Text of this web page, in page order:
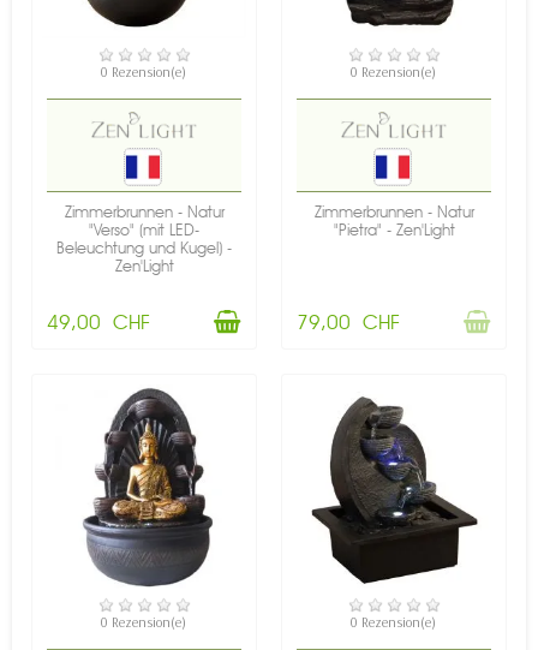
VERFÜGBAR
0 Rezension(e)
Zimmerbrunnen - Natur
"Verso" (mit LED-
Beleuchtung und Kugel) -
Zen'Light
49,00 CHF
NICHT AUF LAGER
0 Rezension(e)
Zimmerbrunnen - Natur
"Pietra" - Zen'Light
79,00 CHF
VERFÜGBAR
0 Rezension(e)
VERFÜGBAR
0 Rezension(e)